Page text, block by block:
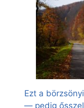
Ezt a
— pedig